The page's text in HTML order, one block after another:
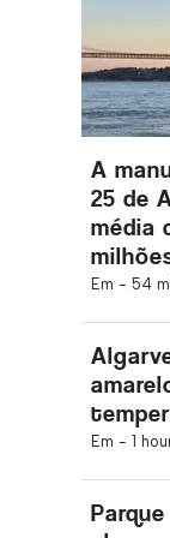
A
25 de
média
Em - 54
Em - 1